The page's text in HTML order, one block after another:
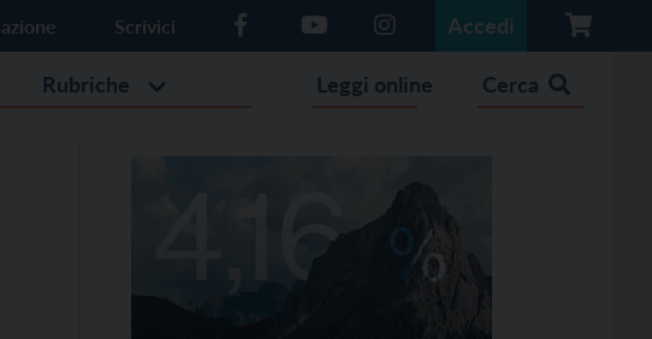
Scrivici Accedi
Rubriche Leggi online Cerca